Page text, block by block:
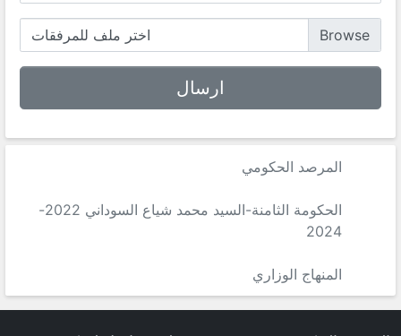
اختر ملف للمرفقات
المرصد الحكومي
الحكومة الثامنة-السيد محمد شياع السوداني 2022-
2024
المنهاج الوزاري